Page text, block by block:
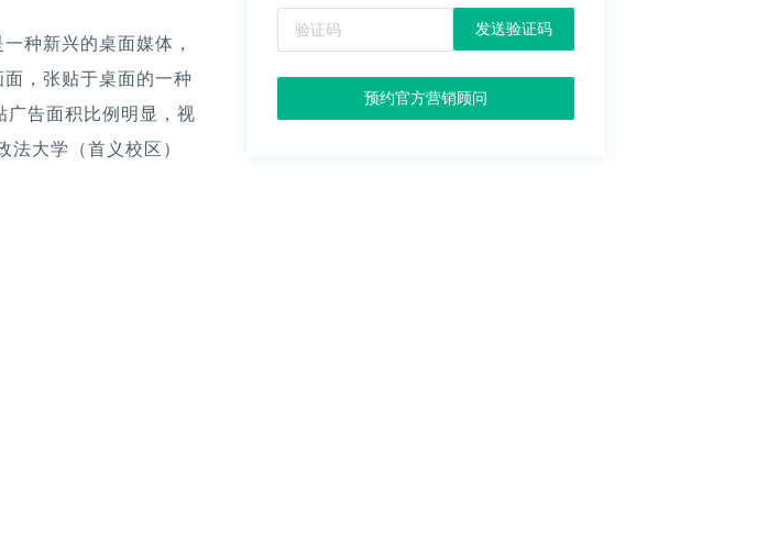
种新兴的桌面媒体，
，张贴于桌面的一种
广告面积比例明显，视
大学（首义校区）
发送验证码
预约官方营销顾问